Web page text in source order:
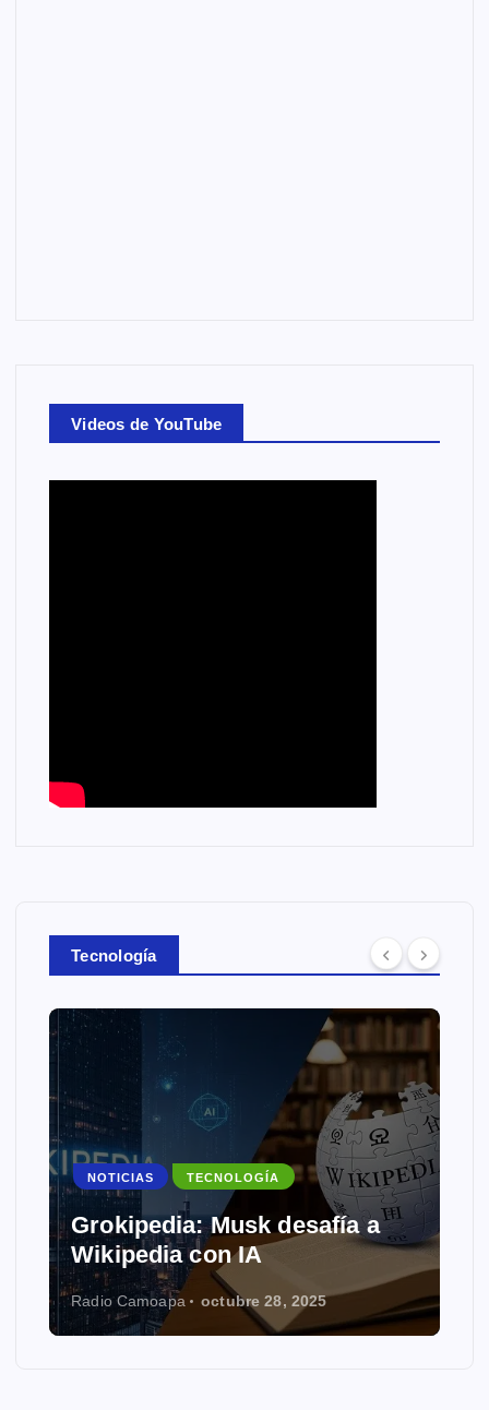
Videos de YouTube
Tecnología
NOTICIAS TECNOLOGÍA
Grokipedia: Musk desafía a
Wikipedia con IA
Radio Camoapa octubre 28, 2025